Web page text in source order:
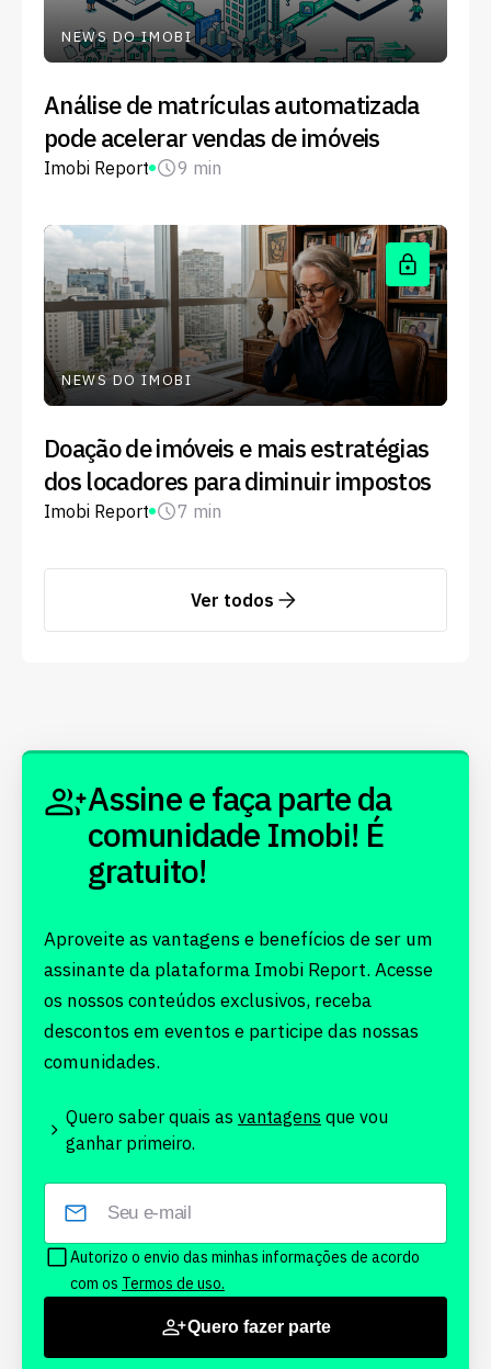
NEWS DO IMOBI
Análise de matrículas automatizada
pode acelerar vendas de imóveis
Imobi Report 9 min
NEWS DO IMOBI
Doação de imóveis e mais estratégias
dos locadores para diminuir impostos
Imobi Report 7 min
Ver todos
Assine e faça parte da
comunidade Imobi! É
gratuito!
Aproveite as vantagens e benefícios de ser um
assinante da plataforma Imobi Report. Acesse
os nossos conteúdos exclusivos, receba
descontos em eventos e participe das nossas
comunidades.
Quero saber quais as vantagens que vou
ganhar primeiro.
Autorizo o envio das minhas informações de acordo
com os Termos de uso.
Quero fazer parte